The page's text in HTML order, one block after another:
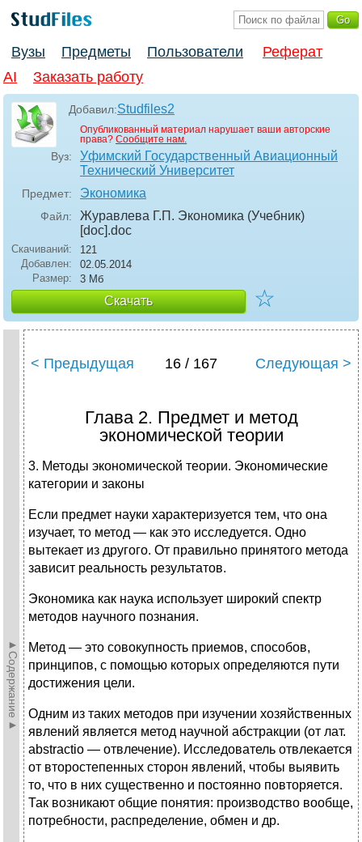
Вузы Предметы Пользователи
Реферат
AI
Заказать работу
Добавил:Studfiles2
Опубликованный материал нарушает ваши авторские
права? Сообщите нам.
Вуз:
Уфимский Государственный Авиационный
Технический Университет
Предмет: Экономика
Файл:
Журавлева Г.П. Экономика (Учебник)
[doc].doc
Скачиваний:
121
Добавлен:
02.05.2014
Размер:
3 Мб
Скачать ☆
►Содержание►
< Предыдущая 16 / 167 Следующая >
Глава 2. Предмет и метод
экономической теории
3. Методы экономической теории. Экономические
категории и законы
Если предмет науки характеризуется тем, что она
изучает, то метод — как это исследуется. Одно
вытекает из другого. От правильно принятого метода
зависит реальность результатов.
Экономика как наука использует широкий спектр
методов научного познания.
Метод — это совокупность приемов, способов,
принципов, с помощью которых определяются пути
достижения цели.
Одним из таких методов при изучении хозяйственных
явлений является метод научной абстракции (от лат.
abstractio — отвлечение). Исследователь отвлекается
от второстепенных сторон явлений, чтобы выявить
то, что в них существенно и постоянно повторяется.
Так возникают общие понятия: производство вообще,
потребности, распределение, обмен и др.